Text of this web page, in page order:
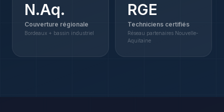
N.Aq.
Couverture régionale
Bordeaux + bassin industriel
RGE
Techniciens certifiés
Réseau partenaires Nouvelle-
Aquitaine